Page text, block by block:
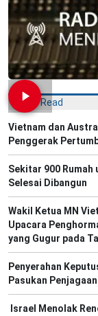
Most Read
Vietnam dan
Penggerak
Sekitar 900 Rumah
Selesai Dibangun
Wakil Ketua MN
Upacara
yang Gugur pada
Penyerahan
Pasukan
Israel Menolak